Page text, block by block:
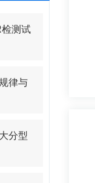
测试
律与
分型